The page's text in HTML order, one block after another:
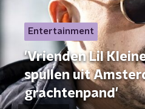
Entertainment
'Vrienden Lil
spullen uit
grachtenpand'